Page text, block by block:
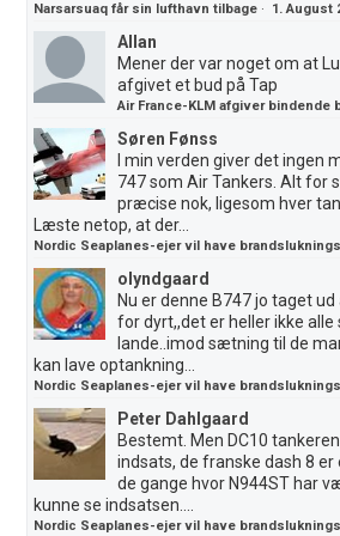
Narsarsuaq får sin lufthavn tilbage · 1. August
Allan
Mener der var noget om at
afgivet et bud på Tap
Air France-KLM afgiver bindende
Søren Fønss
I min verden giver det ingen
747 som Air Tankers. Alt for
præcise nok, ligesom hver
Læste netop, at der...
Nordic Seaplanes-ejer vil have
olyndgaard
Nu er denne B747 jo taget
for dyrt,,det er heller ikke alle
lande..imod sætning til de
kan lave optankning...
Nordic Seaplanes-ejer vil have
Peter Dahlgaard
Bestemt. Men DC10
indsats, de franske dash 8 er
de gange hvor N944ST har
kunne se indsatsen....
Nordic Seaplanes-ejer vil have